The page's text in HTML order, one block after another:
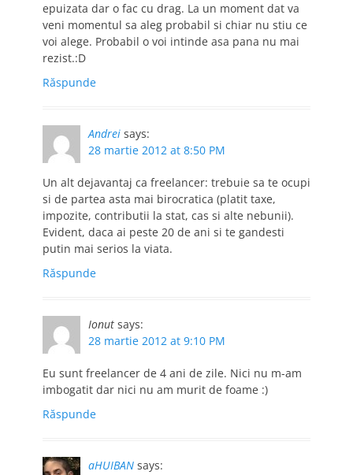
epuizata dar o fac cu drag. La un moment dat va
veni momentul sa aleg probabil si chiar nu stiu ce
voi alege. Probabil o voi intinde asa pana nu mai
rezist.:D
Răspunde
Andrei says:
28 martie 2012 at 8:50 PM
Un alt dejavantaj ca freelancer: trebuie sa te ocupi
si de partea asta mai birocratica (platit taxe,
impozite, contributii la stat, cas si alte nebunii).
Evident, daca ai peste 20 de ani si te gandesti
putin mai serios la viata.
Răspunde
Ionut says:
28 martie 2012 at 9:10 PM
Eu sunt freelancer de 4 ani de zile. Nici nu m-am
imbogatit dar nici nu am murit de foame :)
Răspunde
aHUIBAN says: